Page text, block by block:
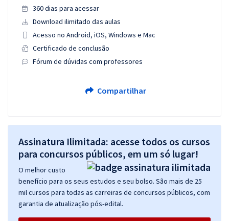
360 dias para acessar
Download ilimitado das aulas
Acesso no Android, iOS, Windows e Mac
Certificado de conclusão
Fórum de dúvidas com professores
Compartilhar
Assinatura Ilimitada: acesse todos os cursos
para concursos públicos, em um só lugar!
O melhor custo
benefício para os seus estudos e seu bolso. São mais de 25
mil cursos para todas as carreiras de concursos públicos, com
garantia de atualização pós-edital.